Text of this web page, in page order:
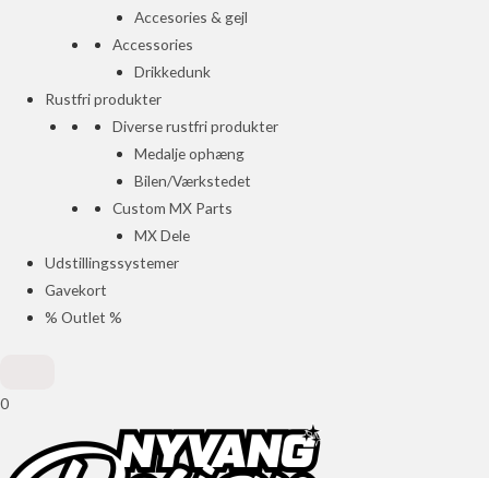
Accesories & gejl
Accessories
Drikkedunk
Rustfri produkter
Diverse rustfri produkter
Medalje ophæng
Bilen/Værkstedet
Custom MX Parts
MX Dele
Udstillingssystemer
Gavekort
% Outlet %
0